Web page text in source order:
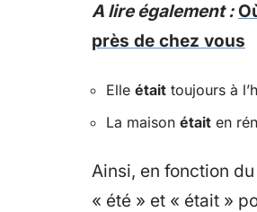
A lire également :
près de chez vous
Elle était toujours à
La maison était en
Ainsi, en fonction
« été » et « était »